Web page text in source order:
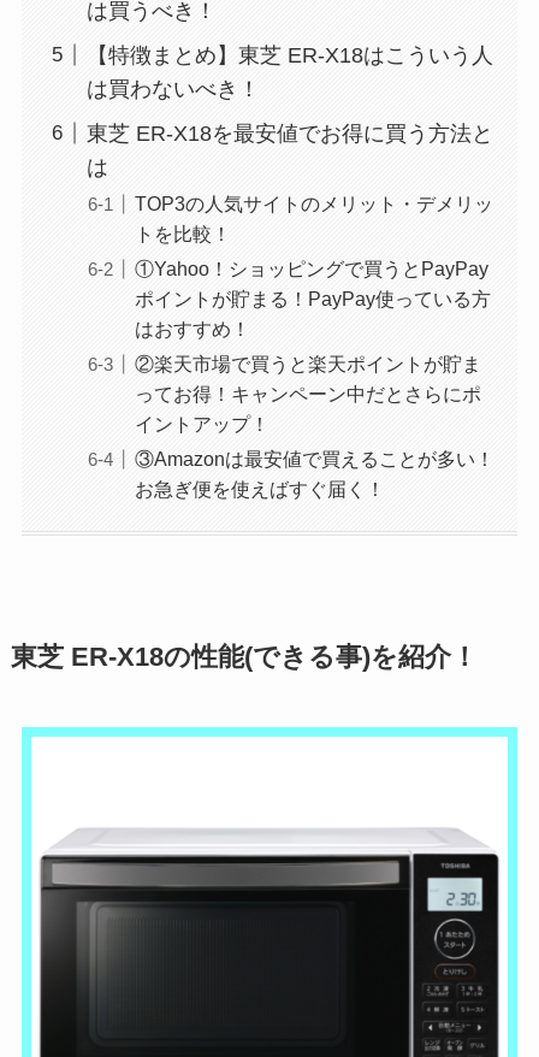
は買うべき！
【特徴まとめ】東芝 ER-X18はこういう人
は買わないべき！
東芝 ER-X18を最安値でお得に買う方法と
は
TOP3の人気サイトのメリット・デメリッ
トを比較！
①Yahoo！ショッピングで買うとPayPay
ポイントが貯まる！PayPay使っている方
はおすすめ！
②楽天市場で買うと楽天ポイントが貯ま
ってお得！キャンペーン中だとさらにポ
イントアップ！
③Amazonは最安値で買えることが多い！
お急ぎ便を使えばすぐ届く！
東芝 ER-X18の性能(できる事)を紹介！